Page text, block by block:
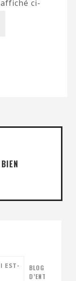
ci-
BLOG
D’ENT